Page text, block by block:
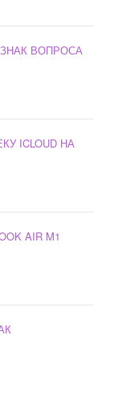
ВОПРОСА
ICLOUD НА
AIR M1